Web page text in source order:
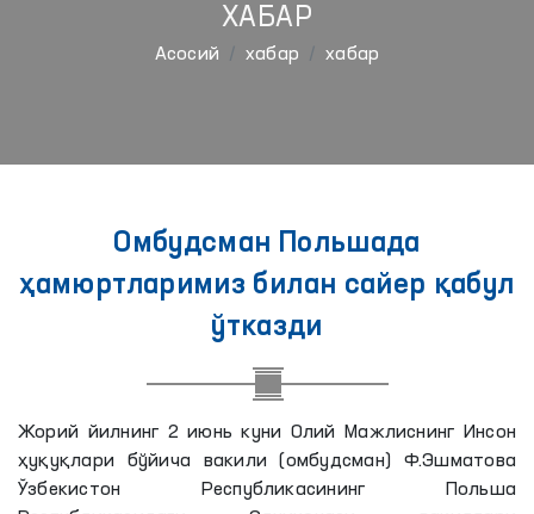
ХАБАР
Aсосий хабар хабар
Омбудсман Польшада
ҳамюртларимиз билан сайер қабул
ўтказди
Жорий йилнинг 2 июнь куни Олий Мажлиснинг Инсон
ҳуқуқлари бўйича вакили (омбудсман) Ф.Эшматова
Ўзбекистон Республикасининг Польша